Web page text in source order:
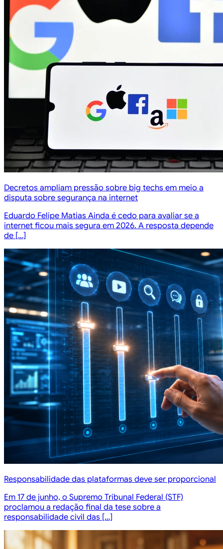
Decretos ampliam pressão sobre big techs em meio a
disputa sobre segurança na internet
Eduardo Felipe Matias Ainda é cedo para avaliar se a
internet ficou mais segura em 2026. A resposta depende
de […]
Responsabilidade das plataformas deve ser proporcional
Em 17 de junho, o Supremo Tribunal Federal (STF)
proclamou a redação final da tese sobre a
responsabilidade civil das […]